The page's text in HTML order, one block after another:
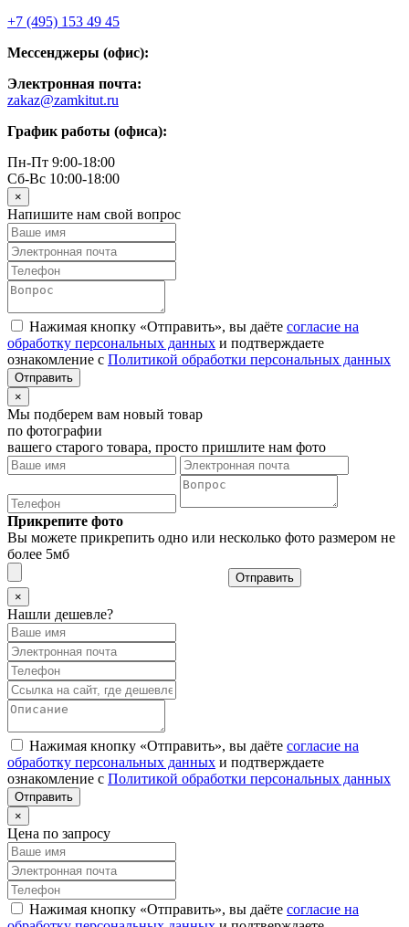
+7 (495) 153 49 45
Мессенджеры (офис):
Электронная почта:
zakaz@zamkitut.ru
График работы (офиса):
Пн-Пт 9:00-18:00
Сб-Вс 10:00-18:00
×
Напишите нам свой вопрос
Нажимая кнопку «Отправить», вы даёте согласие на
обработку персональных данных и подтверждаете
ознакомление с Политикой обработки персональных данных
×
Мы подберем вам новый товар
по фотографии
вашего старого товара, просто пришлите нам фото
Прикрепите фото
Вы можете прикрепить одно или несколько фото размером не
более 5мб
Отправить
×
Нашли дешевле?
Нажимая кнопку «Отправить», вы даёте согласие на
обработку персональных данных и подтверждаете
ознакомление с Политикой обработки персональных данных
×
Цена по запросу
Нажимая кнопку «Отправить», вы даёте согласие на